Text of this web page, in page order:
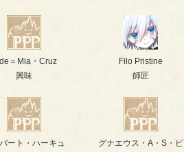
＝Mia・Cruz
興味
Filo Pristine
師匠
ート・ハーキュ
グナエウス・A・S・ピ